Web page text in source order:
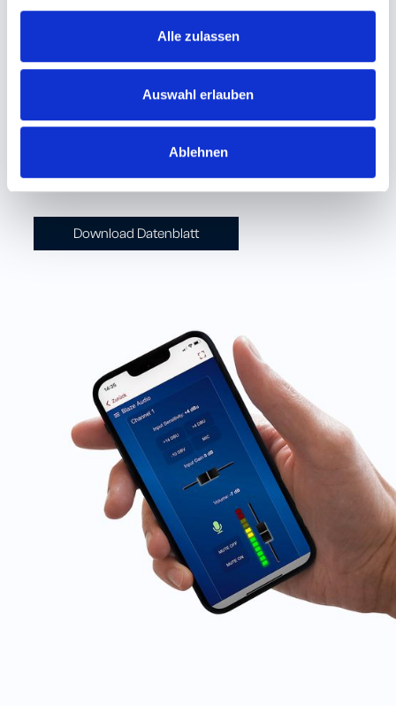
Alle zulassen
Auswahl erlauben
Ablehnen
Nanoblue Cloud Server – Zentrales Monitoring,
Individuelle Kundenwünsche umsetzbar
– Weniger Komplexität, schnellere
Download Datenblatt